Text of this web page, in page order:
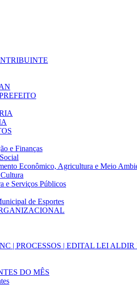
e Finanças
Econômico, Agricultura e Meio
e Serviços Públicos
de Esportes
| PROCESSOS | EDITAL LEI
DO MÊS